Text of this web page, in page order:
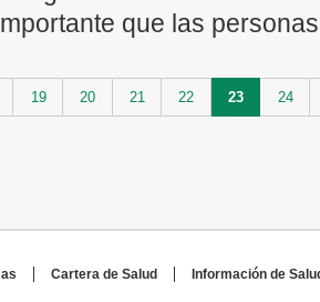
que las
19 20 21 22 23 24
Cartera de Salud
Información de